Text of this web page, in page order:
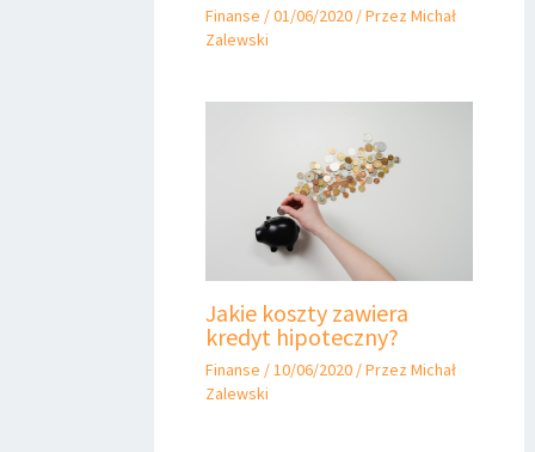
Finanse /01/06/2020 / PrzezMichał
Zalewski
Jakie koszty zawiera
kredyt hipoteczny?
Finanse /10/06/2020 / PrzezMichał
Zalewski